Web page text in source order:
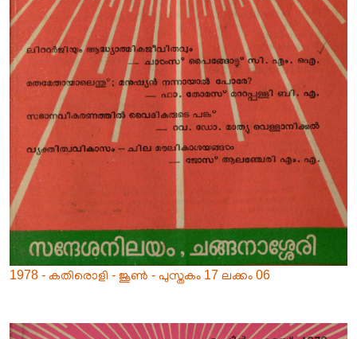
1978 - കതിരൊളി - ജൂൺ - പുസ്തകം 17 ലക്കം 06